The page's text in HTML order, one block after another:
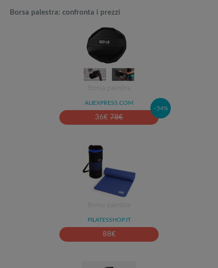
Borsa palestra: confronta i prezzi
Borsa palestra
ALIEXPRESS.COM
36€ 78€
–54%
Borsa palestra
PILATESSHOP.IT
88€